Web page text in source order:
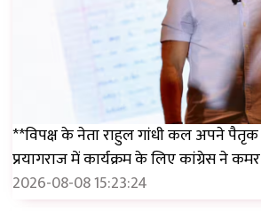
**विपक्ष के नेता राहुल गांधी कल अपने
प्रयागराज में कार्यक्रम के लिए कांग्रेस ने
2026-08-08 15:23:24